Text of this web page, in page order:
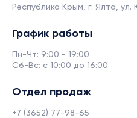
Республика Крым, г. Ялта, ул.
График работы
Пн-Чт: 9:00 - 19:00
Сб-Вс: с 10:00 до 16:00
Отдел продаж
+7 (3652) 77-98-65